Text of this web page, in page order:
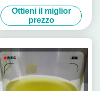
animali da allevamento
Mucca suinetto
Ottieni il miglior
prezzo